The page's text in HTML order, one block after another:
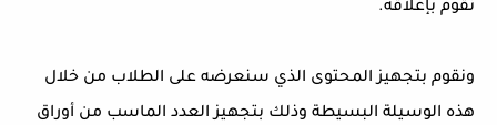
نقوم بإغلاقه.
ونقوم بتجهيز المحتوى الذي سنعرضه على الطلاب من خلال
هذه الوسيلة البسيطة وذلك بتجهيز العدد الماسب من أوراق